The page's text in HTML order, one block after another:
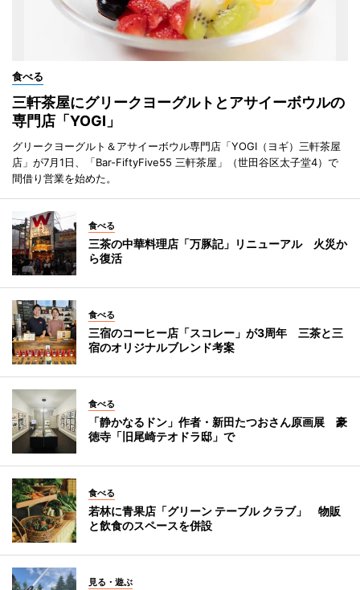
食べる
三軒茶屋にグリークヨーグルトとアサイーボウルの
専門店「YOGI」
グリークヨーグルト＆アサイーボウル専門店「YOGI（ヨギ）三軒茶屋
店」が7月1日、「Bar-FiftyFive55 三軒茶屋」（世田谷区太子堂4）で
間借り営業を始めた。
食べる
三茶の中華料理店「万豚記」リニューアル 火災か
ら復活
食べる
三宿のコーヒー店「スコレー」が3周年 三茶と三
宿のオリジナルブレンド考案
食べる
「静かなるドン」作者・新田たつおさん原画展 豪
徳寺「旧尾崎テオドラ邸」で
食べる
若林に青果店「グリーン テーブル クラブ」 物販
と飲食のスペースを併設
見る・遊ぶ